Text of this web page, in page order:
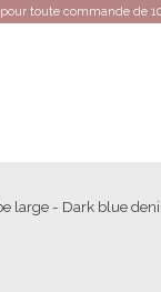
toute commande de
large - Dark blue